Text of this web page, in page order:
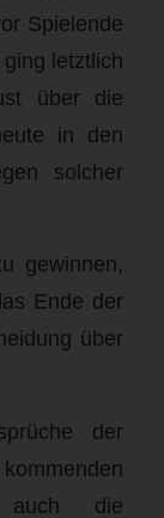
Spielende
letztlich
über die
in den
solcher
gewinnen,
Ende der
über
der
die